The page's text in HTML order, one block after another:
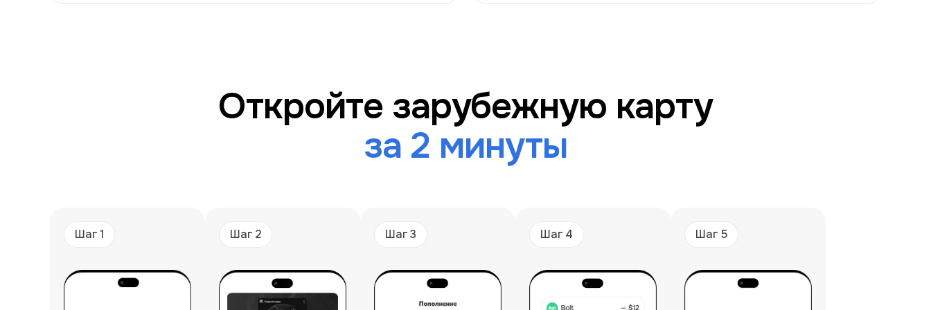
Откройте зарубежную карту
за 2 минуты
не требовать сложных международных переводов.
Особенно заметна эта проблема при оплате ChatGPT Plus и Claude Pro, где система периодически усиливает антифрод-
Среди сильных сторон решения:
пополнение через СБП;
стабильная работа с зарубежными подписками;